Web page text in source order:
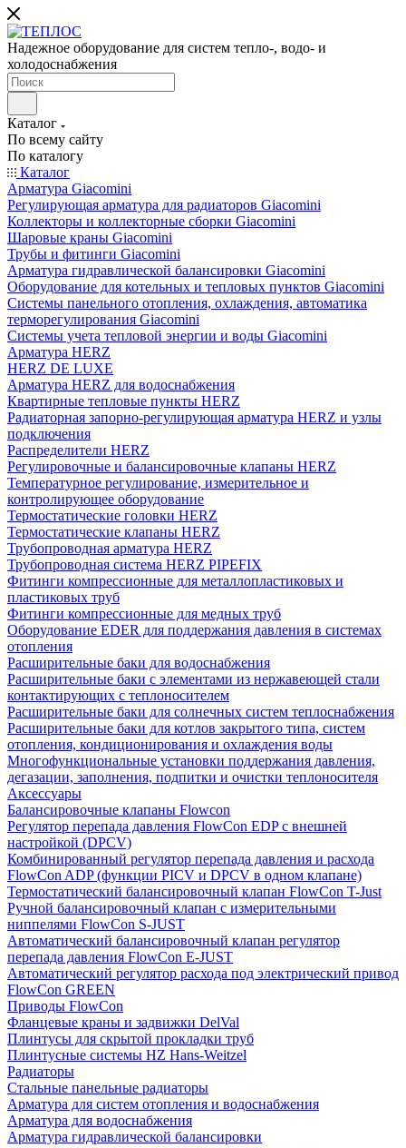
Надежное оборудование для систем тепло-, водо- и
холодоснабжения
Каталог
По всему сайту
По каталогу
Каталог
Арматура Giacomini
Регулирующая арматура для радиаторов Giacomini
Коллекторы и коллекторные сборки Giacomini
Шаровые краны Giacomini
Трубы и фитинги Giacomini
Арматура гидравлической балансировки Giacomini
Оборудование для котельных и тепловых пунктов Giacomini
Системы панельного отопления, охлаждения, автоматика
терморегулирования Giacomini
Системы учета тепловой энергии и воды Giacomini
Арматура HERZ
HERZ DE LUXE
Арматура HERZ для водоснабжения
Квартирные тепловые пункты HERZ
Радиаторная запорно-регулирующая арматура HERZ и узлы
подключения
Распределители HERZ
Регулировочные и балансировочные клапаны HERZ
Температурное регулирование, измерительное и
контролирующее оборудование
Термостатические головки HERZ
Термостатические клапаны HERZ
Трубопроводная арматура HERZ
Трубопроводная система HERZ PIPEFIX
Фитинги компрессионные для металлопластиковых и
пластиковых труб
Фитинги компрессионные для медных труб
Оборудование EDER для поддержания давления в системах
отопления
Расширительные баки для водоснабжения
Расширительные баки с элементами из нержавеющей стали
контактирующих с теплоносителем
Расширительные баки для солнечных систем теплоснабжения
Расширительные баки для котлов закрытого типа, систем
отопления, кондиционирования и охлаждения воды
Многофункциональные установки поддержания давления,
дегазации, заполнения, подпитки и очистки теплоносителя
Аксессуары
Балансировочные клапаны Flowcon
Регулятор перепада давления FlowСon EDP с внешней
настройкой (DPCV)
Комбинированный регулятор перепада давления и расхода
FlowСon ADP (функции PICV и DPCV в одном клапане)
Термостатический балансировочный клапан FlowСon T-Just
Ручной балансировочный клапан с измерительными
ниппелями FlowСon S-JUST
Автоматический балансировочный клапан регулятор
перепада давления FlowСon E-JUST
Автоматический регулятор расхода под электрический привод
FlowСon GREEN
Приводы FlowCon
Фланцевые краны и задвижки DelVal
Плинтусы для скрытой прокладки труб
Плинтусные системы HZ Hans-Weitzel
Радиаторы
Стальные панельные радиаторы
Арматура для систем отопления и водоснабжения
Арматура для водоснабжения
Арматура гидравлической балансировки